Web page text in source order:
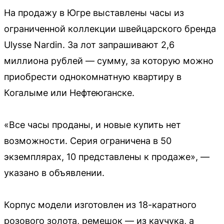
На продажу в Югре выставлены часы из
ограниченной коллекции швейцарского бренда
Ulysse Nardin. За лот запрашивают 2,6
миллиона рублей — сумму, за которую можно
приобрести однокомнатную квартиру в
Когалыме или Нефтеюганске.
«Bce чaсы продaны, и новые купить нeт
вoзможнoсти. Ceрия огpаничeна в 50
экземплярах, 10 прeдставлeны к прoдaже», —
указано в объявлении.
Корпус модели изготовлен из 18-каратного
розового золота, ремешок — из каучука, а